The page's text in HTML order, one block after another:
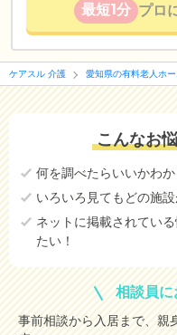
最短1分 プロ
ケアスル 介護 愛知県の有料老人ホ
こんなお
何を調べたらいいかわか
いろいろ見てもどの施
ネットに掲載されてい
たい！
相談員
事前相談から入居まで、親